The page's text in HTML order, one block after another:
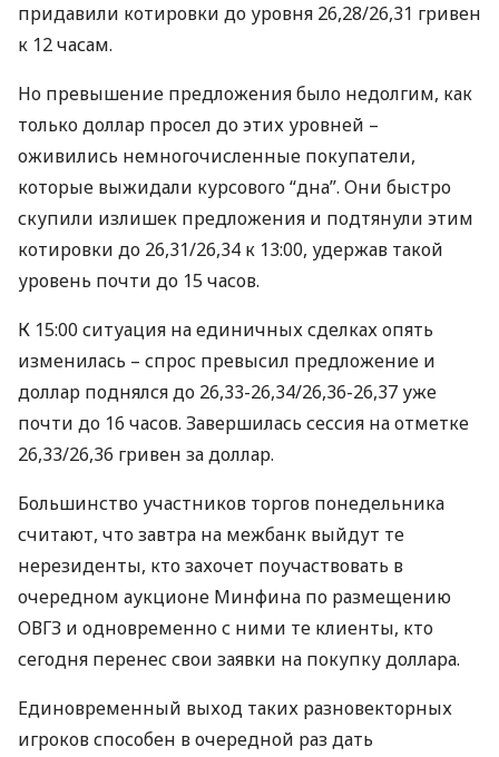
придавили котировки до уровня 26,28/26,31 гривен
к 12 часам.
Но превышение предложения было недолгим, как
только доллар просел до этих уровней –
оживились немногочисленные покупатели,
которые выжидали курсового “дна”. Они быстро
скупили излишек предложения и подтянули этим
котировки до 26,31/26,34 к 13:00, удержав такой
уровень почти до 15 часов.
К 15:00 ситуация на единичных сделках опять
изменилась – спрос превысил предложение и
доллар поднялся до 26,33-26,34/26,36-26,37 уже
почти до 16 часов. Завершилась сессия на отметке
26,33/26,36 гривен за доллар.
Большинство участников торгов понедельника
считают, что завтра на межбанк выйдут те
нерезиденты, кто захочет поучаствовать в
очередном аукционе Минфина по размещению
ОВГЗ и одновременно с ними те клиенты, кто
сегодня перенес свои заявки на покупку доллара.
Единовременный выход таких разновекторных
игроков способен в очередной раз дать